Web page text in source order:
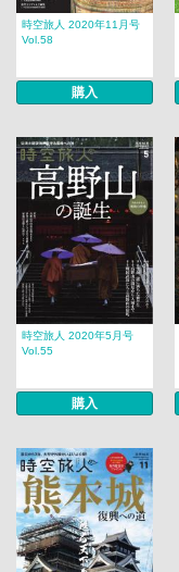
時空旅人 2020年11月号
Vol.58
購入
時空旅人 2020年5月号
Vol.55
購入